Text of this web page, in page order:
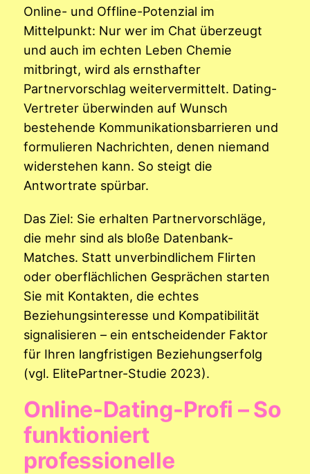
Online- und Offline-Potenzial im
Mittelpunkt: Nur wer im Chat überzeugt
und auch im echten Leben Chemie
mitbringt, wird als ernsthafter
Partnervorschlag weitervermittelt. Dating-
Vertreter überwinden auf Wunsch
bestehende Kommunikationsbarrieren und
formulieren Nachrichten, denen niemand
widerstehen kann. So steigt die
Antwortrate spürbar.
Das Ziel: Sie erhalten Partnervorschläge,
die mehr sind als bloße Datenbank-
Matches. Statt unverbindlichem Flirten
oder oberflächlichen Gesprächen starten
Sie mit Kontakten, die echtes
Beziehungsinteresse und Kompatibilität
signalisieren – ein entscheidender Faktor
für Ihren langfristigen Beziehungserfolg
(vgl. ElitePartner-Studie 2023).
Online-Dating-Profi – So
funktioniert
professionelle